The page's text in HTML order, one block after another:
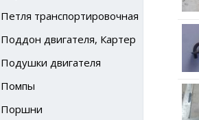
Петля транспортировочная
Поддон двигателя, Картер
Подушки двигателя
Помпы
Поршни